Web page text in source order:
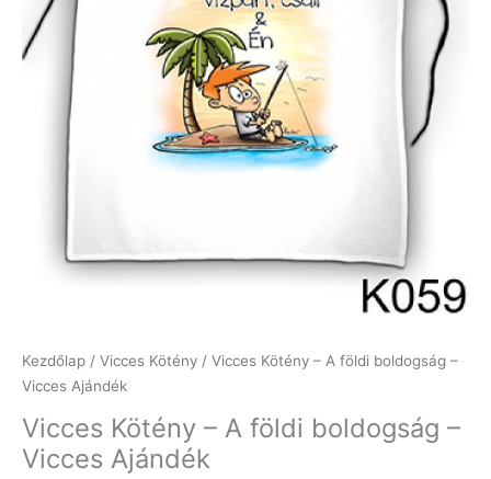
Kezdőlap / Vicces Kötény / Vicces Kötény – A földi boldogság –
Vicces Ajándék
Vicces Kötény – A földi boldogság –
Vicces Ajándék